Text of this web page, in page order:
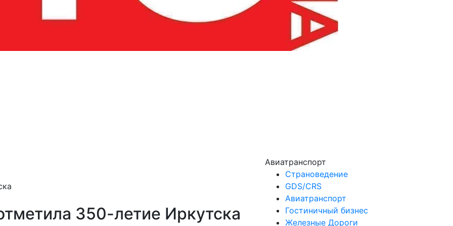
350-летие Иркутска
Авиатранспорт
Страноведение
GDS/CRS
Авиатранспорт
Гостиничный бизнес
Железные Дороги